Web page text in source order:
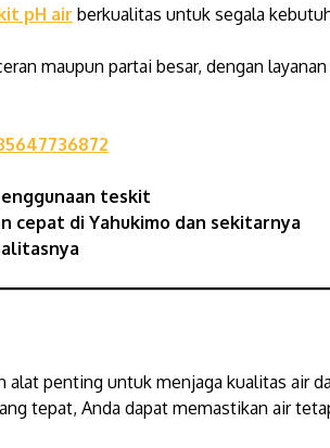
pH air berkualitas untuk segala
maupun partai besar, dengan
teskit
cepat di Yahukimo dan sekitarnya
alat penting untuk menjaga kualitas air
tepat, Anda dapat memastikan air